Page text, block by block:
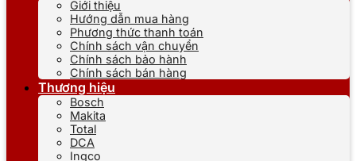
Giới thiệu
Hướng dẫn mua hàng
Phương thức thanh toán
Chính sách vận chuyển
Chính sách bảo hành
Chính sách bán hàng
Thương hiệu
Bosch
Makita
Total
DCA
Ingco